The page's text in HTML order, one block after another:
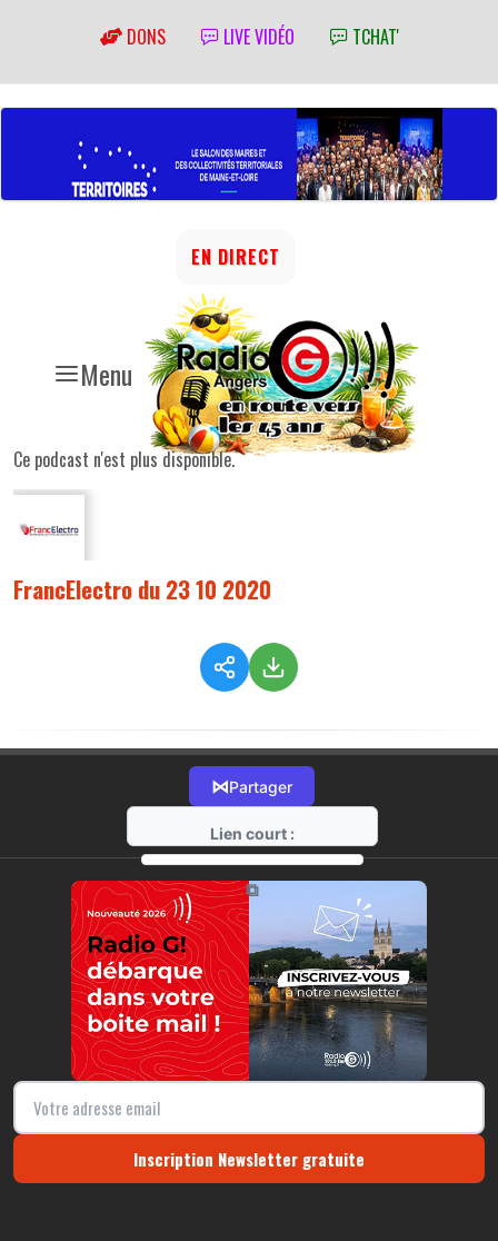
DONS LIVE VIDÉO TCHAT'
Menu
EN DIRECT
Ce podcast n'est plus disponible.
FrancElectro du 23 10 2020
⋈Partager
Lien court :
https://radio-g.fr?3063
⧉
Inscription Newsletter gratuite